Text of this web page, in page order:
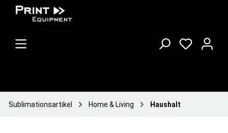
Sublimationsartikel Home & Living Haushalt